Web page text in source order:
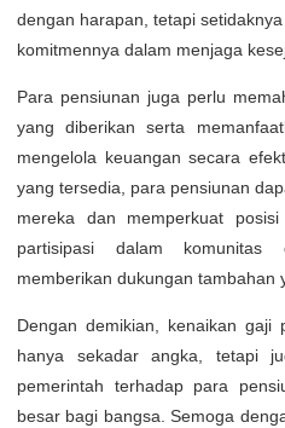
dengan harapan, tetapi
komitmennya dalam menjaga
Para pensiunan juga perlu
yang diberikan serta
mengelola keuangan secara
yang tersedia, para pensiunan
mereka dan memperkuat
partisipasi dalam
memberikan dukungan tambahan
Dengan demikian, kenaikan gaji
hanya sekadar angka, tetapi
pemerintah terhadap para
besar bagi bangsa. Semoga